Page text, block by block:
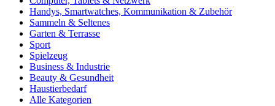
Handys, Smartwatches, Kommunikation & Zubehör
Sammeln & Seltenes
Garten & Terrasse
Sport
Spielzeug
Business & Industrie
Beauty & Gesundheit
Haustierbedarf
Alle Kategorien